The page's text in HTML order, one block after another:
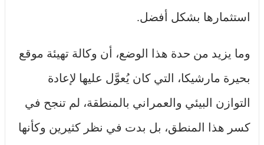
استثمارها بشكل أفضل.
وما يزيد من حدة هذا الوضع، أن وكالة تهيئة موقع
بحيرة مارشيكا، التي كان يُعوَّل عليها لإعادة
التوازن البيئي والعمراني بالمنطقة، لم تنجح في
كسر هذا المنطق، بل بدت في نظر كثيرين وكأنها